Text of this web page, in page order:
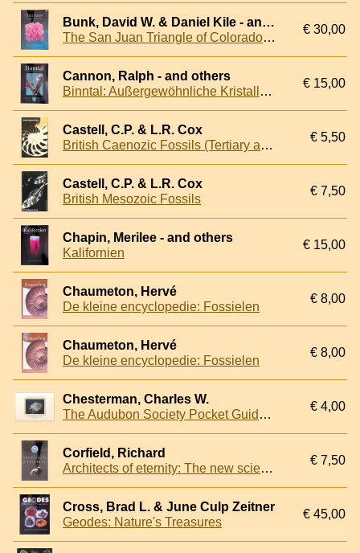
Bunk, David W. & Daniel Kile - and others
The San Juan Triangle of Colorado: Mountains of Minerals
€ 30,00
Cannon, Ralph - and others
Binntal: Außergewöhnliche Kristalle - faszinierende Berge
€ 15,00
Castell, C.P. & L.R. Cox
British Caenozic Fossils (Tertiary and Quaternary)
€ 5,50
Castell, C.P. & L.R. Cox
British Mesozoic Fossils
€ 7,50
Chapin, Merilee - and others
Kalifornien
€ 15,00
Chaumeton, Hervé
De kleine encyclopedie: Fossielen
€ 8,00
Chaumeton, Hervé
De kleine encyclopedie: Fossielen
€ 8,00
Chesterman, Charles W.
The Audubon Society Pocket Guides: Familiar Rocks and Minerals. North America
€ 4,00
Corfield, Richard
Architects of eternity: The new science of fossils
€ 7,50
Cross, Brad L. & June Culp Zeitner
Geodes: Nature's Treasures
€ 45,00